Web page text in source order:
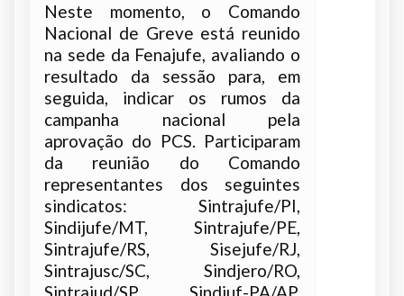
Neste momento, o Comando
Nacional de Greve está reunido
na sede da Fenajufe, avaliando o
resultado da sessão para, em
seguida, indicar os rumos da
campanha nacional pela
aprovação do PCS. Participaram
da reunião do Comando
representantes dos seguintes
sindicatos: Sintrajufe/PI,
Sindijufe/MT, Sintrajufe/PE,
Sintrajufe/RS, Sisejufe/RJ,
Sintrajusc/SC, Sindjero/RO,